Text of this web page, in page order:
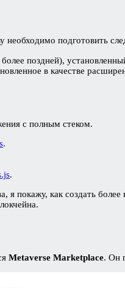
необходимо подготовить
более поздней),
в качестве
с полным стеком.
.
.
я покажу, как создать
Metaverse Marketplace. Он